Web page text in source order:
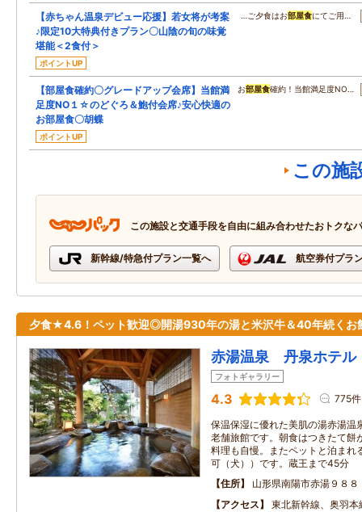
【赤ちゃん温泉デビュー応援】若女将が考案
♪限定10大特典付きプラン〇山陰の旬の味覚
堪能＜2食付＞
ポイントUP
…ご夕食はお部屋食にてご用…
【部屋食確約〇グレードアップ会席】当館満
足度NO１☆のどぐろ＆鮑付会席♪安心快適の
お部屋食〇胡蝶
ポイントUP
お部屋食確約！当館満足度NO…
この施
この施設と交通手段を自由に組み合わせたおトクな
新幹線/特急付プラン一覧へ 航空券付プラ
夕食★4.6！ペット歓迎◎開湯930年の湯と米沢牛＆40年続くお
赤湯温泉 丹泉ホテル
フォトギャラリー
4.3 775件
保温保湿に優れた美肌の湯赤湯温
老舗旅館です。朝食はつきたて餅
料理も自慢。またペットと泊まれ
可（犬））です。蔵王まで45分
住所
山形県南陽市赤湯９８８
アクセス
東北新幹線、奥羽